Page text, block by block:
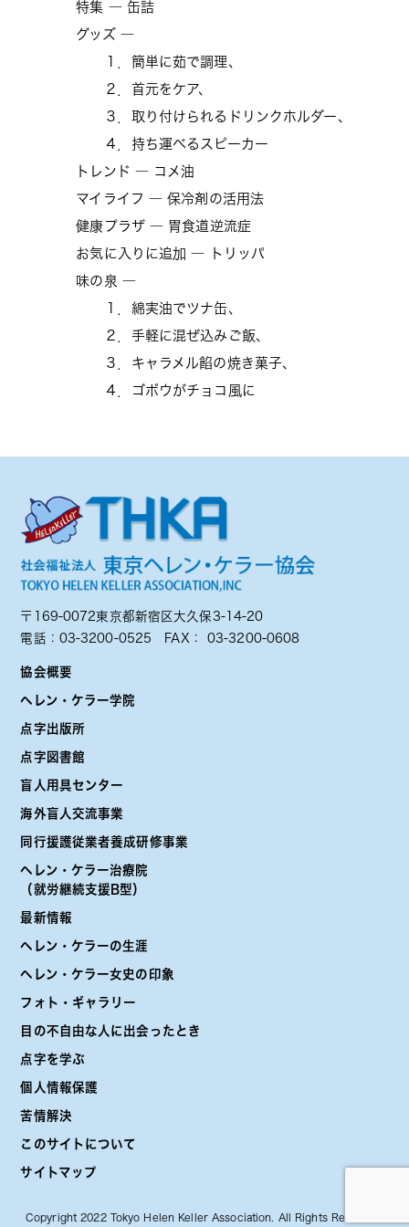
特集 ― 缶詰
グッズ ―
１．簡単に茹で調理、
２．首元をケア、
３．取り付けられるドリンクホルダー、
４．持ち運べるスピーカー
トレンド ― コメ油
マイライフ ― 保冷剤の活用法
健康プラザ ― 胃食道逆流症
お気に入りに追加 ― トリッパ
味の泉 ―
１．綿実油でツナ缶、
２．手軽に混ぜ込みご飯、
３．キャラメル餡の焼き菓子、
４．ゴボウがチョコ風に
〒169-0072東京都新宿区大久保3-14-20
電話： 03-3200-0525 FAX： 03-3200-0608
協会概要
ヘレン・ケラー学院
点字出版所
点字図書館
盲人用具センター
海外盲人交流事業
同行援護従業者養成研修事業
ヘレン・ケラー治療院
（就労継続支援B型）
最新情報
ヘレン・ケラーの生涯
ヘレン・ケラー女史の印象
フォト・ギャラリー
目の不自由な人に出会ったとき
点字を学ぶ
個人情報保護
苦情解決
このサイトについて
サイトマップ
Copyright 2022 Tokyo Helen Keller Association. All Rights Reserved.